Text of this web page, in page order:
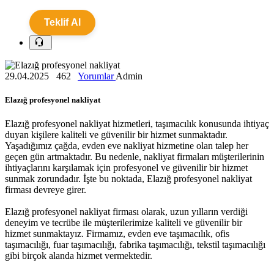
Teklif Al
29.04.2025 462 YorumlarAdmin
Elazığ profesyonel nakliyat
Elazığ profesyonel nakliyat hizmetleri, taşımacılık konusunda ihtiyaç
duyan kişilere kaliteli ve güvenilir bir hizmet sunmaktadır.
Yaşadığımız çağda, evden eve nakliyat hizmetine olan talep her
geçen gün artmaktadır. Bu nedenle, nakliyat firmaları müşterilerinin
ihtiyaçlarını karşılamak için profesyonel ve güvenilir bir hizmet
sunmak zorundadır. İşte bu noktada, Elazığ profesyonel nakliyat
firması devreye girer.
Elazığ profesyonel nakliyat firması olarak, uzun yılların verdiği
deneyim ve tecrübe ile müşterilerimize kaliteli ve güvenilir bir
hizmet sunmaktayız. Firmamız, evden eve taşımacılık, ofis
taşımacılığı, fuar taşımacılığı, fabrika taşımacılığı, tekstil taşımacılığı
gibi birçok alanda hizmet vermektedir.